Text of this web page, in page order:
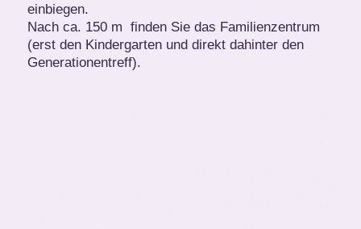
einbiegen.
Nach ca. 150 m finden Sie das Familienzentrum
(erst den Kindergarten und direkt dahinter den
Generationentreff).